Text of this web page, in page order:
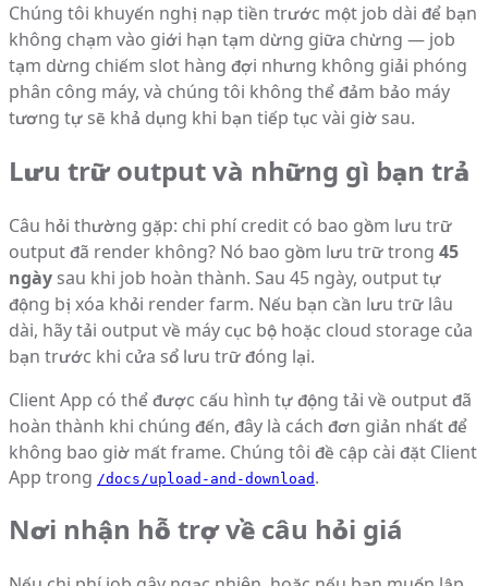
Chúng tôi khuyến nghị nạp tiền trước một job dài để bạn
không chạm vào giới hạn tạm dừng giữa chừng — job
tạm dừng chiếm slot hàng đợi nhưng không giải phóng
phân công máy, và chúng tôi không thể đảm bảo máy
tương tự sẽ khả dụng khi bạn tiếp tục vài giờ sau.
Lưu trữ output và những gì bạn trả
Câu hỏi thường gặp: chi phí credit có bao gồm lưu trữ
output đã render không? Nó bao gồm lưu trữ trong 45
ngày sau khi job hoàn thành. Sau 45 ngày, output tự
động bị xóa khỏi render farm. Nếu bạn cần lưu trữ lâu
dài, hãy tải output về máy cục bộ hoặc cloud storage của
bạn trước khi cửa sổ lưu trữ đóng lại.
Client App có thể được cấu hình tự động tải về output đã
hoàn thành khi chúng đến, đây là cách đơn giản nhất để
không bao giờ mất frame. Chúng tôi đề cập cài đặt Client
App trong /docs/upload-and-download .
Nơi nhận hỗ trợ về câu hỏi giá